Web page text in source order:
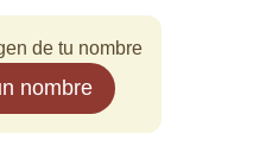
de tu nombre
nombre